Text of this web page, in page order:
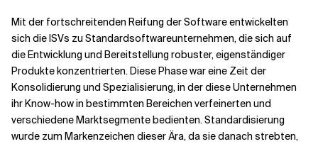
Mit der fortschreitenden Reifung der Software entwickelten
sich die ISVs zu Standardsoftwareunternehmen, die sich auf
die Entwicklung und Bereitstellung robuster, eigenständiger
Produkte konzentrierten. Diese Phase war eine Zeit der
Konsolidierung und Spezialisierung, in der diese Unternehmen
ihr Know-how in bestimmten Bereichen verfeinerten und
verschiedene Marktsegmente bedienten. Standardisierung
wurde zum Markenzeichen dieser Ära, da sie danach strebten,